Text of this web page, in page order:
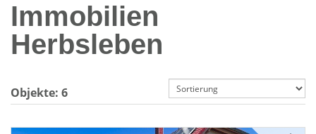
Immobilien
Herbsleben
Objekte: 6